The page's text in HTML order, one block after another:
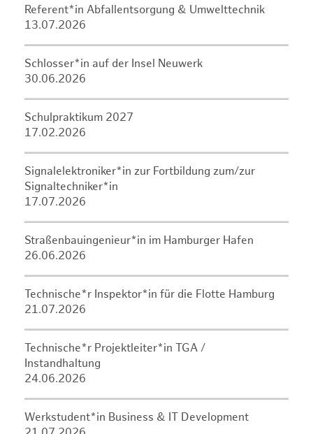
Referent*in Abfallentsorgung & Umwelttechnik
13.07.2026
Schlosser*in auf der Insel Neuwerk
30.06.2026
Schulpraktikum 2027
17.02.2026
Signalelektroniker*in zur Fortbildung zum/zur
Signaltechniker*in
17.07.2026
Straßenbauingenieur*in im Hamburger Hafen
26.06.2026
Technische*r Inspektor*in für die Flotte Hamburg
21.07.2026
Technische*r Projektleiter*in TGA /
Instandhaltung
24.06.2026
Werkstudent*in Business & IT Development